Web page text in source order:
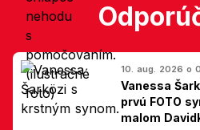
10. aug. 2026 o
Vanessa
prvú FOTO
malom